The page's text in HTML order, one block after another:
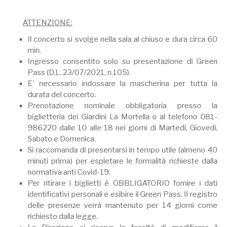
ATTENZIONE:
Il concerto si svolge nella sala al chiuso e dura circa 60
min.
Ingresso consentito solo su presentazione di Green
Pass (D.L. 23/07/2021, n.105).
E' necessario indossare la mascherina per tutta la
durata del concerto.
Prenotazione nominale obbligatoria presso la
biglietteria dei Giardini La Mortella o al telefono 081-
986220 dalle 10 alle 18 nei giorni di Martedì, Giovedì,
Sabato e Domenica.
Si raccomanda di presentarsi in tempo utile (almeno 40
minuti prima) per espletare le formalità richieste dalla
normativa anti Covid-19.
Per ritirare i biglietti è OBBLIGATORIO fornire i dati
identificativi personali e esibire il Green Pass. Il registro
delle presenze verrà mantenuto per 14 giorni come
richiesto dalla legge.